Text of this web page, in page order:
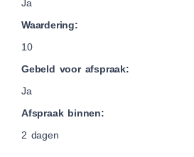
Ja
Waardering:
10
Gebeld voor afspraak:
Ja
Afspraak binnen:
2 dagen